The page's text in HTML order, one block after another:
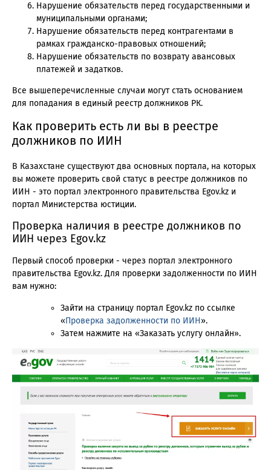
Нарушение обязательств перед государственными и
муниципальными органами;
Нарушение обязательств перед контрагентами в
рамках гражданско-правовых отношений;
Нарушение обязательств по возврату авансовых
платежей и задатков.
Все вышеперечисленные случаи могут стать основанием
для попадания в единый реестр должников РК.
Как проверить есть ли вы в реестре
должников по ИИН
В Казахстане существуют два основных портала, на которых
вы можете проверить свой статус в реестре должников по
ИИН - это портал электронного правительства Egov.kz и
портал Министерства юстиции.
Проверка наличия в реестре должников по
ИИН через Egov.kz
Первый способ проверки - через портал электронного
правительства Egov.kz. Для проверки задолженности по ИИН
вам нужно:
Зайти на страницу портал Egov.kz по ссылке
«Проверка задолженности по ИИН».
Затем нажмите на «Заказать услугу онлайн».